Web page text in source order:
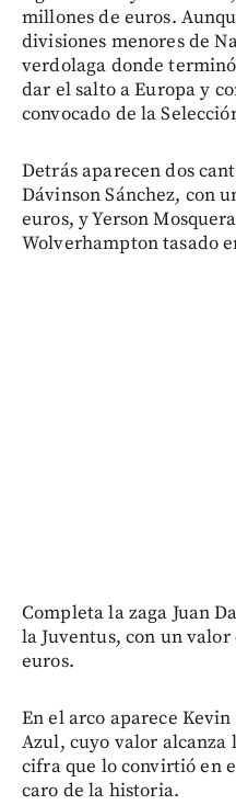
millones de euros.
divisiones menores de
verdolaga donde
dar el salto a Europa y
convocado de la
Detrás aparecen dos
Dávinson Sánchez, con
euros, y Yerson
Wolverhampton tasado
Completa la zaga Juan
la Juventus, con un
euros.
En el arco aparece
Azul, cuyo valor alcanza
cifra que lo convirtió en
caro de la historia.